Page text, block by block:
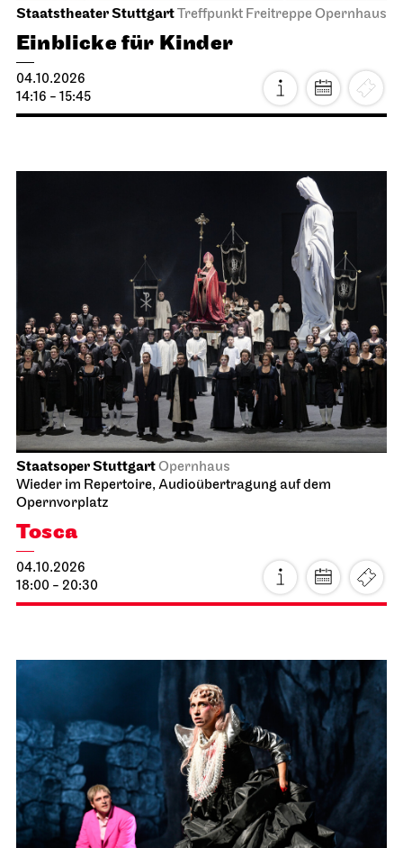
Staatstheater StuttgartTreffpunkt Freitreppe Opernhaus
Einblicke für Kinder
04.10.2026
14:16 - 15:45
Staatsoper StuttgartOpernhaus
Wieder im Repertoire, Audioübertragung auf dem
Opernvorplatz
Tosca
04.10.2026
18:00 - 20:30